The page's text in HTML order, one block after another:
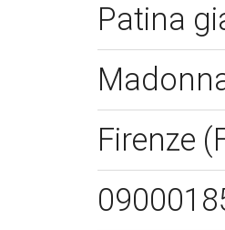
Patina
Firenze